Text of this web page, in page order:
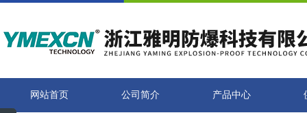
网站首页 公司简介 产品中心